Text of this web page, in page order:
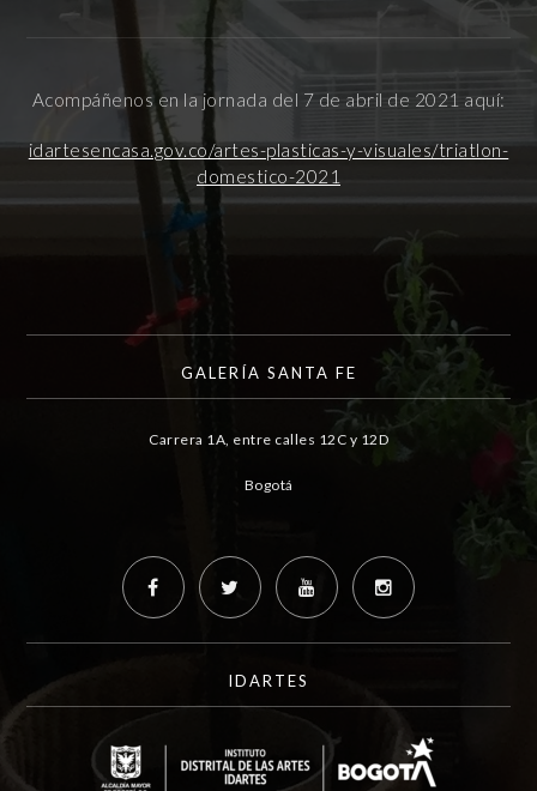
Acompáñenos en la jornada del 7 de abril de 2021 aquí:
idartesencasa.gov.co/artes-plasticas-y-visuales/triatlon-
domestico-2021
GALERÍA SANTA FE
Carrera 1A, entre calles 12C y 12D
Bogotá
IDARTES